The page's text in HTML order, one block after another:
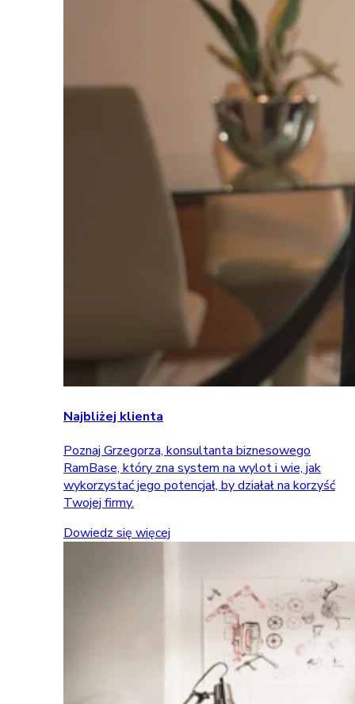
Najbliżej klienta
Poznaj Grzegorza, konsultanta biznesowego
RamBase, który zna system na wylot i wie, jak
wykorzystać jego potencjał, by działał na korzyść
Twojej firmy.
Dowiedz się więcej